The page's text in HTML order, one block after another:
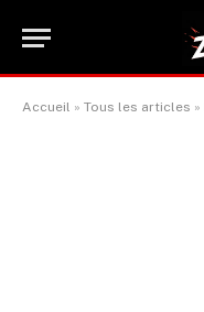
Accueil » Tous les articles »